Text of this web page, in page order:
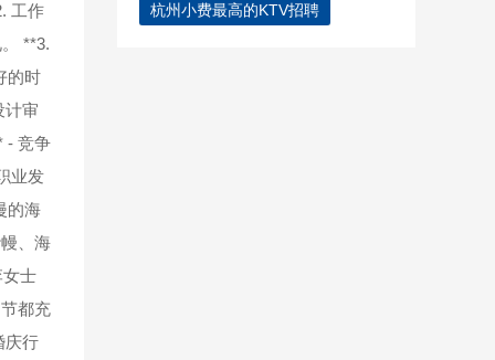
工作
**3.
的时
计审
- 竞争
业发
的海
、海
士
都充
庆行
杭州小费最高的KTV招聘